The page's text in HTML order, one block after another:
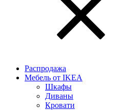
Распродажа
Мебель от IKEA
Шкафы
Диваны
Кровати